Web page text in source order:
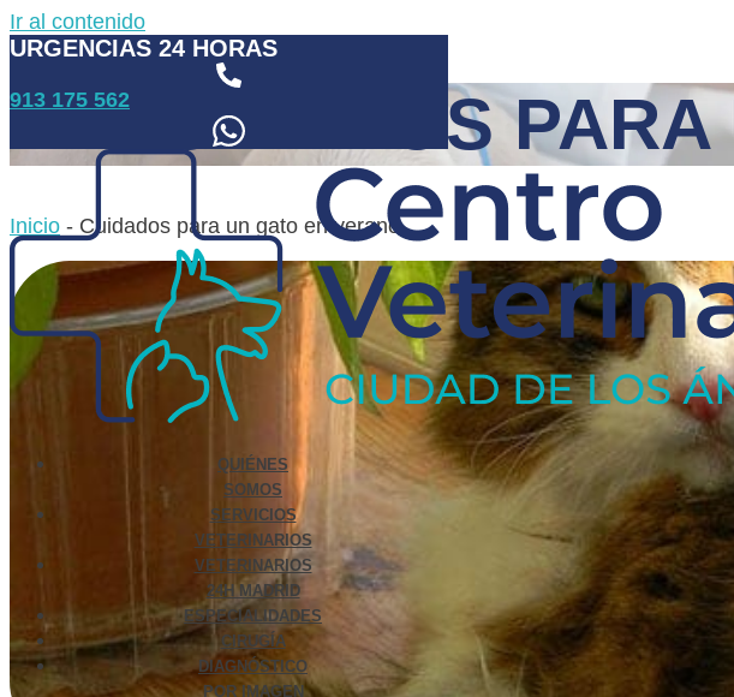
Ir al contenido
URGENCIAS 24 HORAS
913 175 562
QUIÉNES
SOMOS
SERVICIOS
VETERINARIOS
VETERINARIOS
24H MADRID
ESPECIALIDADES
CIRUGÍA
DIAGNÓSTICO
POR IMAGEN
CUIDADOS
Inicio - Cuidados para un gato en verano